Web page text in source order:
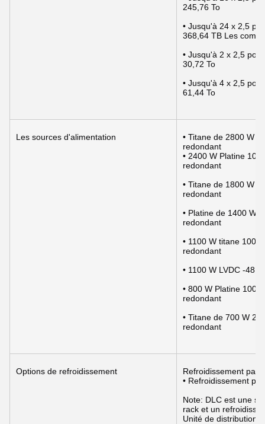
245,76 To
• Jusqu'à 24 x 2,5
368,64 TB Les
• Jusqu'à 2 x 2,5
30,72 To
• Jusqu'à 4 x 2,5
61,44 To
Les sources d'alimentation
• Titane de 2800 W
redondant
• 2400 W Platine
redondant
• Titane de 1800 W
redondant
• Platine de 1400 W
redondant
• 1100 W titane 100
redondant
• 1100 W LVDC -48
• 800 W Platine 100
redondant
• Titane de 700 W
redondant
Options de refroidissement
Refroidissement par
• Refroidissement
Note: DLC est une
rack et un
Unité de distribution